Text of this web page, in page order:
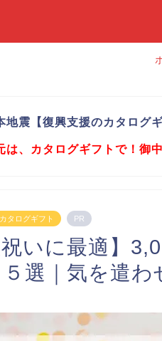
地震【復興支援のカタログ
は、カタログギフトで！御
タログギフト PR
祝いに最適】
選｜気を遣